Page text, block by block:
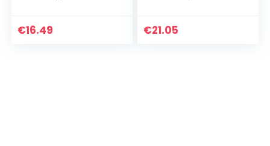
kleur en helderheid,
€16.49
USB Oplaadbare
€21.05